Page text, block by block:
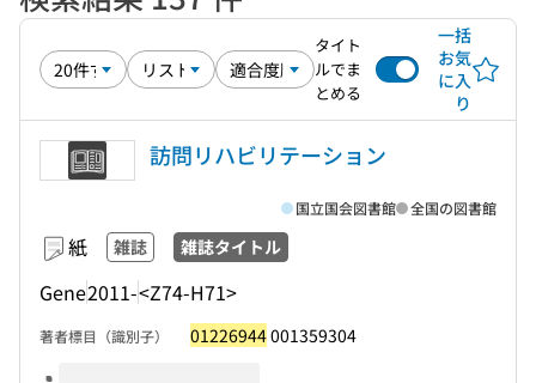
タイト
ルでま
とめる
一括
お気
に入
り
訪問リハビリテーション
紙 雑誌 雑誌タイトル
Gene2011-<Z74-H71>
国立国会図書館 全国の図書館
著者標目（識別子） 01226944001359304
このタイトルの巻号